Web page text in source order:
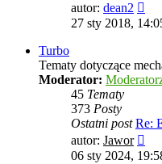
autor: dean2
27 sty 2018,
Turbo
Tematy dotyczące
Moderator:
45 Tematy
373 Posty
Ostatni post Re:
autor: Jawor
06 sty 2024,